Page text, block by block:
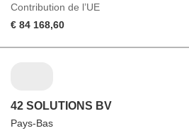
Contribution de l’UE
€ 84 168,60
42 SOLUTIONS BV
Pays-Bas